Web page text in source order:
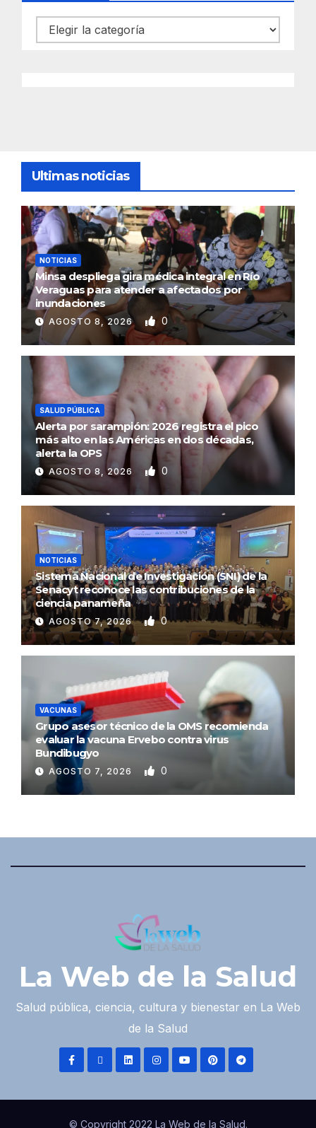
Categorías
Ultimas noticias
NOTICIAS
Minsa despliega gira médica integral en Río
Veraguas para atender a afectados por
inundaciones
AGOSTO 8, 2026 0
SALUD PÚBLICA
Alerta por sarampión: 2026 registra el pico
más alto en las Américas en dos décadas,
alerta la OPS
AGOSTO 8, 2026 0
NOTICIAS
Sistema Nacional de Investigación (SNI) de la
Senacyt reconoce las contribuciones de la
ciencia panameña
AGOSTO 7, 2026 0
VACUNAS
Grupo asesor técnico de la OMS recomienda
evaluar la vacuna Ervebo contra virus
Bundibugyo
AGOSTO 7, 2026 0
La Web de la Salud
Salud pública, ciencia, cultura y bienestar en La Web
de la Salud
© Copyright 2022 La Web de la Salud.